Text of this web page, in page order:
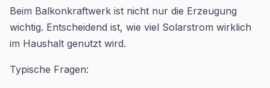
Beim Balkonkraftwerk ist nicht nur die Erzeugung
wichtig. Entscheidend ist, wie viel Solarstrom wirklich
im Haushalt genutzt wird.
Typische Fragen: